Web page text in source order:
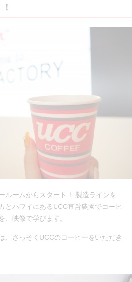
ルームからスタート！ 製造ラインを
とハワイにあるUCC直営農園でコーヒ
、映像で学びます。
、さっそくUCCのコーヒーをいただき